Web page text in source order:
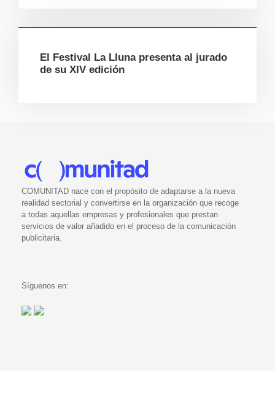
El Festival La Lluna presenta al jurado
de su XIV edición
COMUNITAD nace con el propósito de adaptarse a la nueva
realidad sectorial y convertirse en la organización que recoge
a todas aquellas empresas y profesionales que prestan
servicios de valor añadido en el proceso de la comunicación
publicitaria.
Síguenos en: